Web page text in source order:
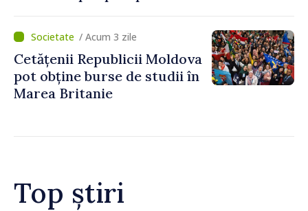
/ Acum 3 zile
Cetățenii Republicii Moldova
pot obține burse de studii în
Marea Britanie
Top știri